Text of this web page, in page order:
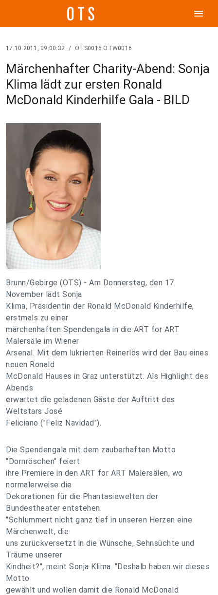
menu
17.10.2011, 09:00:32 / OTS0016 OTW0016
Märchenhafter Charity-Abend: Sonja
Klima lädt zur ersten Ronald
McDonald Kinderhilfe Gala - BILD
Brunn/Gebirge (OTS) - Am Donnerstag, den 17.
November lädt Sonja
Klima, Präsidentin der Ronald McDonald Kinderhilfe,
erstmals zu einer
märchenhaften Spendengala in die ART for ART
Malersäle im Wiener
Arsenal. Mit dem lukrierten Reinerlös wird der Bau eines
neuen Ronald
McDonald Hauses in Graz unterstützt. Als Highlight des
Abends
erwartet die geladenen Gäste der Auftritt des
Weltstars José
Feliciano ("Feliz Navidad").
Die Spendengala mit dem zauberhaften Motto
"Dornröschen" feiert
ihre Premiere in den ART for ART Malersälen, wo
normalerweise die
Dekorationen für die Phantasiewelten der
Bundestheater entstehen.
"Schlummert nicht ganz tief in unseren Herzen eine
Märchenwelt, die
uns zurückversetzt in die Wünsche, Sehnsüchte und
Träume unserer
Kindheit?", meint Sonja Klima. "Deshalb haben wir dieses
Motto
gewählt und wollen damit die Ronald McDonald